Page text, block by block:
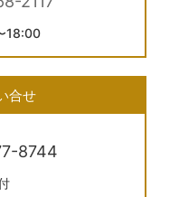
18:00
合せ
8744